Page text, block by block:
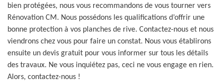
bien protégées, nous vous recommandons de vous tourner vers
Rénovation CM. Nous possédons les qualifications d’offrir une
bonne protection à vos planches de rive. Contactez-nous et nous
viendrons chez vous pour faire un constat. Nous vous établirons
ensuite un devis gratuit pour vous informer sur tous les détails
des travaux. Ne vous inquiétez pas, ceci ne vous engage en rien.
Alors, contactez-nous !